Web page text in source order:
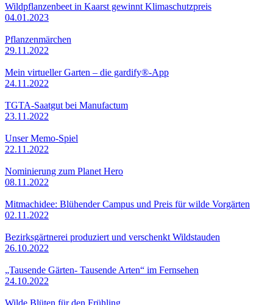
Wildpflanzenbeet in Kaarst gewinnt Klimaschutzpreis
04.01.2023
Pflanzenmärchen
29.11.2022
Mein virtueller Garten – die gardify®-App
24.11.2022
TGTA-Saatgut bei Manufactum
23.11.2022
Unser Memo-Spiel
22.11.2022
Nominierung zum Planet Hero
08.11.2022
Mitmachidee: Blühender Campus und Preis für wilde Vorgärten
02.11.2022
Bezirksgärtnerei produziert und verschenkt Wildstauden
26.10.2022
„Tausende Gärten- Tausende Arten“ im Fernsehen
24.10.2022
Wilde Blüten für den Frühling